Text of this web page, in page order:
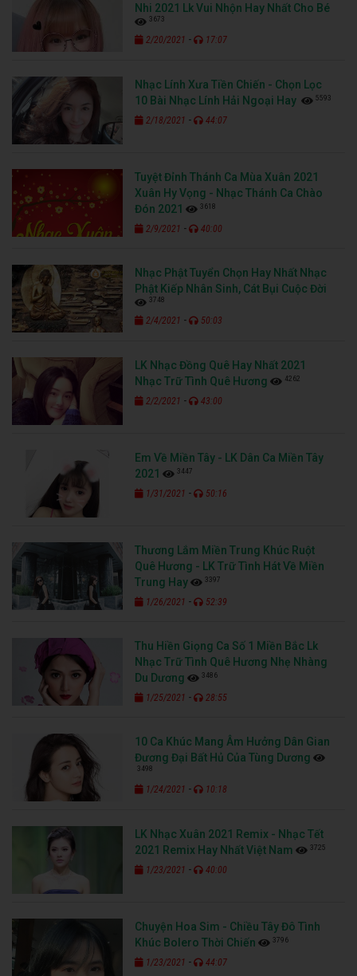
Nhi 2021 Lk Vui Nhộn Hay Nhất Cho Bé
3673
2/20/2021 - 17:07
Nhạc Lính Xưa Tiền Chiến - Chọn Lọc
10 Bài Nhạc Lính Hải Ngoại Hay
5593
2/18/2021 - 44:07
Tuyệt Đỉnh Thánh Ca Mùa Xuân 2021
Xuân Hy Vọng - Nhạc Thánh Ca Chào
Đón 2021
3618
2/9/2021 - 40:00
Nhạc Phật Tuyển Chọn Hay Nhất Nhạc
Phật Kiếp Nhân Sinh, Cát Bụi Cuộc Đời
3748
2/4/2021 - 50:03
LK Nhạc Đồng Quê Hay Nhất 2021
Nhạc Trữ Tình Quê Hương
4262
2/2/2021 - 43:00
Em Về Miền Tây - LK Dân Ca Miền Tây
2021
3447
1/31/2021 - 50:16
Thương Lắm Miền Trung Khúc Ruột
Quê Hương - LK Trữ Tình Hát Về Miền
Trung Hay
3397
1/26/2021 - 52:39
Thu Hiền Giọng Ca Số 1 Miền Bắc Lk
Nhạc Trữ Tình Quê Hương Nhẹ Nhàng
Du Dương
3486
1/25/2021 - 28:55
10 Ca Khúc Mang Âm Hưởng Dân Gian
Đương Đại Bất Hủ Của Tùng Dương
3498
1/24/2021 - 10:18
LK Nhạc Xuân 2021 Remix - Nhạc Tết
2021 Remix Hay Nhất Việt Nam
3725
1/23/2021 - 40:00
Chuyện Hoa Sim - Chiều Tây Đô Tình
Khúc Bolero Thời Chiến
3796
1/23/2021 - 44:07